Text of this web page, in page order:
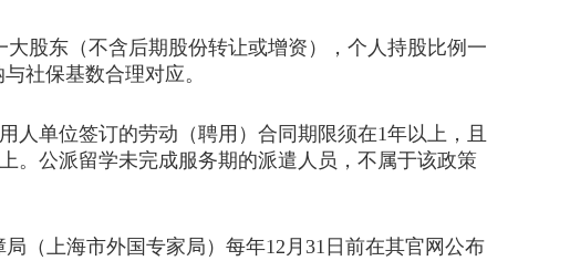
股东（不含后期股份转让或增资），个人持股比例一
社保基数合理对应。
单位签订的劳动（聘用）合同期限须在1年以上，且
。公派留学未完成服务期的派遣人员，不属于该政策
（上海市外国专家局）每年12月31日前在其官网公布